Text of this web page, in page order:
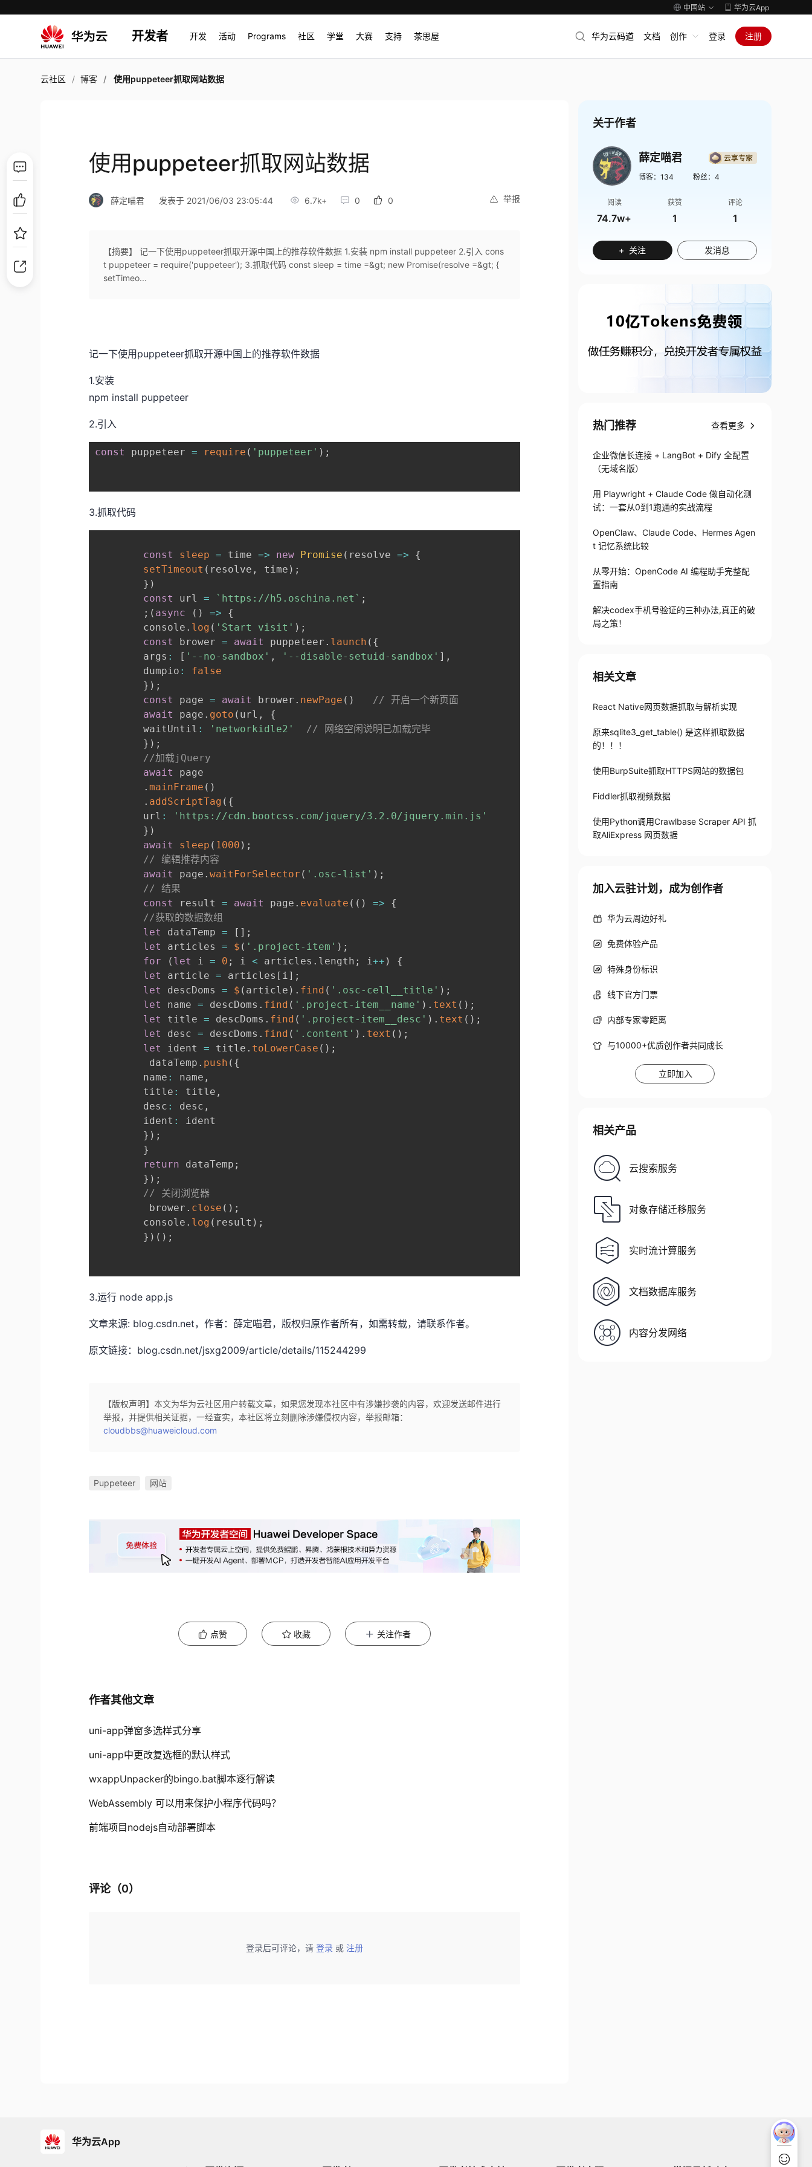
中国站 华为云App
开发者 开发 活动 Programs 社区 学堂 大赛 支持 茶思屋 华为云码道 文档 创作 登录 注册
云社区 博客 使用puppeteer抓取网站数据
使用puppeteer抓取网站数据
举报
薛定喵君 发表于 2021/06/03 23:05:44 6.7k+ 0 0
【摘要】 记一下使用puppeteer抓取开源中国上的推荐软件数据 1.安装 npm install puppeteer 2.引入 cons
t puppeteer = require('puppeteer'); 3.抓取代码 const sleep = time =&gt; new Promise(resolve =&gt; {
setTimeo...
记一下使用puppeteer抓取开源中国上的推荐软件数据
1.安装
npm install puppeteer
2.引入
const puppeteer = require ( 'puppeteer' ) ;
3.抓取代码
const sleep = time => new Promise ( resolve =>
{
setTimeout ( resolve , time ) ;
} )
const
url = ` https://h5.oschina.net ` ;
; ( async ( ) =>
{
        console
. log ( 'Start visit' ) ;
const
brower = await puppeteer . launch ( {
        args
: [ '--no-sandbox' , '--disable-setuid-sandbox' ] ,
        dumpio
:
false
} ) ;
const
page = await brower . newPage ( )
// 开启一个新页面
await
page . goto ( url ,
{
        waitUntil
: 'networkidle2'
// 网络空闲说明已加载完毕
} ) ;
//加载jQuery
await
page
.mainFrame ( )
. addScriptTag ( {
        url
:
'https://cdn.bootcss.com/jquery/3.2.0/jquery.min.js'
} )
await
sleep ( 1000 ) ;
// 编辑推荐内容
await
page .waitForSelector ( '.osc-list' ) ;
// 结果
const
result = await page . evaluate ( ( ) =>
{
//获取的数据数组
let
dataTemp = [ ] ;
let
articles = $ ( '.project-item' ) ;
for
( let i = 0 ; i < articles . length ; i++ )
{
let
article = articles [ i] ;
let
descDoms = $ ( article ) . find ( '.osc-cell__title' ) ;
let
name = descDoms . find ( '.project-item__name' ) . text ( ) ;
let
title = descDoms . find ( '.project-item__desc' ) . text ( ) ;
let
desc = descDoms . find ( '.content' ) . text ( ) ;
let
ident = title . toLowerCase ( ) ;
         dataTemp
. push ( {
        name
: name ,
        title
: title ,
        desc
: desc ,
        ident
:
ident
} ) ;
}
return dataTemp ;
} ) ;
// 关闭浏览器
         brower
. close ( ) ;
        console
. log ( result ) ;
} ) ( ) ;
3.运行 node app.js
文章来源: blog.csdn.net，作者：薛定喵君，版权归原作者所有，如需转载，请联系作者。
原文链接：blog.csdn.net/jsxg2009/article/details/115244299
【版权声明】本文为华为云社区用户转载文章，如果您发现本社区中有涉嫌抄袭的内容，欢迎发送邮件进行
举报，并提供相关证据，一经查实，本社区将立刻删除涉嫌侵权内容，举报邮箱：
cloudbbs@huaweicloud.com
Puppeteer 网站
点赞 收藏 关注作者
作者其他文章
uni-app弹窗多选样式分享
uni-app中更改复选框的默认样式
wxappUnpacker的bingo.bat脚本逐行解读
WebAssembly 可以用来保护小程序代码吗？
前端项目nodejs自动部署脚本
评论（0）
登录后可评论，请 登录 或 注册
关于作者
薛定喵君
博客： 134 粉丝： 4
阅读
74.7w+
获赞
1
评论
1
+ 关注 发消息
热门推荐 查看更多
企业微信长连接 + LangBot + Dify 全配置
（无域名版）
用 Playwright + Claude Code 做自动化测
试：一套从0到1跑通的实战流程
OpenClaw、Claude Code、Hermes Agen
t 记忆系统比较
从零开始：OpenCode AI 编程助手完整配
置指南
解决codex手机号验证的三种办法,真正的破
局之策！
相关文章
React Native网页数据抓取与解析实现
原来sqlite3_get_table() 是这样抓取数据
的！！！
使用BurpSuite抓取HTTPS网站的数据包
Fiddler抓取视频数据
使用Python调用Crawlbase Scraper API 抓
取AliExpress 网页数据
加入云驻计划，成为创作者
华为云周边好礼
免费体验产品
特殊身份标识
线下官方门票
内部专家零距离
与10000+优质创作者共同成长
立即加入
相关产品
云搜索服务
对象存储迁移服务
实时流计算服务
文档数据库服务
内容分发网络
华为云App